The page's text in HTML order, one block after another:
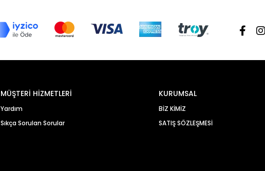
MÜŞTERİ HİZMETLERİ
Yardım
Sıkça Sorulan Sorular
KURUMSAL
BİZ KİMİZ
SATIŞ SÖZLEŞMESİ